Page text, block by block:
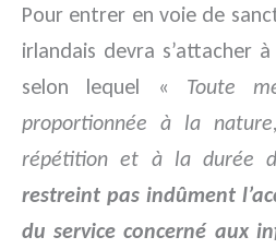
Pour entrer en voie de
irlandais devra s’attacher
selon lequel « Toute
proportionnée à la
répétition et à la durée
restreint pas indûment
du service concerné aux